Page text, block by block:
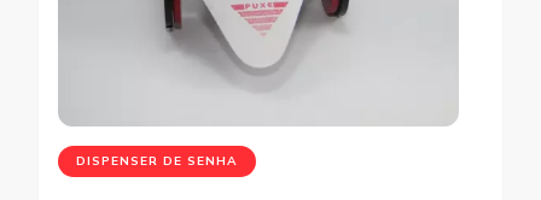
DISPENSER DE SENHA